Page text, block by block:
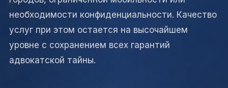
необходимости конфиденциальности. Качество
услуг при этом остается на высочайшем
уровне с сохранением всех гарантий
адвокатской тайны.